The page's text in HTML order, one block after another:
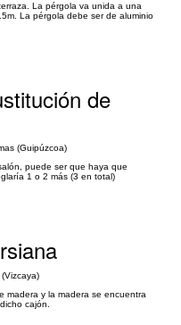
La pérgola va unida a una
La pérgola debe ser de aluminio
de
(Guipúzcoa)
puede ser que haya que
1 o 2 más (3 en total)
madera y la madera se encuentra
cajón.